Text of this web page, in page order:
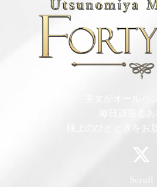
極上のひとときをお
Scroll